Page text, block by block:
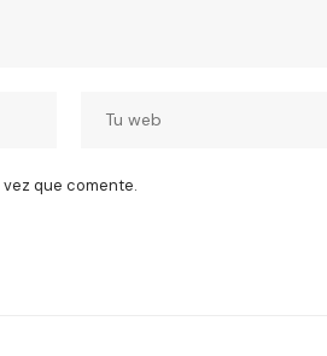
que comente.